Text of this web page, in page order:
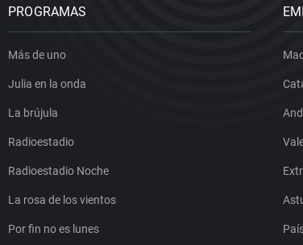
PROGRAMAS
Más de uno
Julia en la onda
La brújula
Radioestadio
Radioestadio Noche
La rosa de los vientos
Por fin no es lunes